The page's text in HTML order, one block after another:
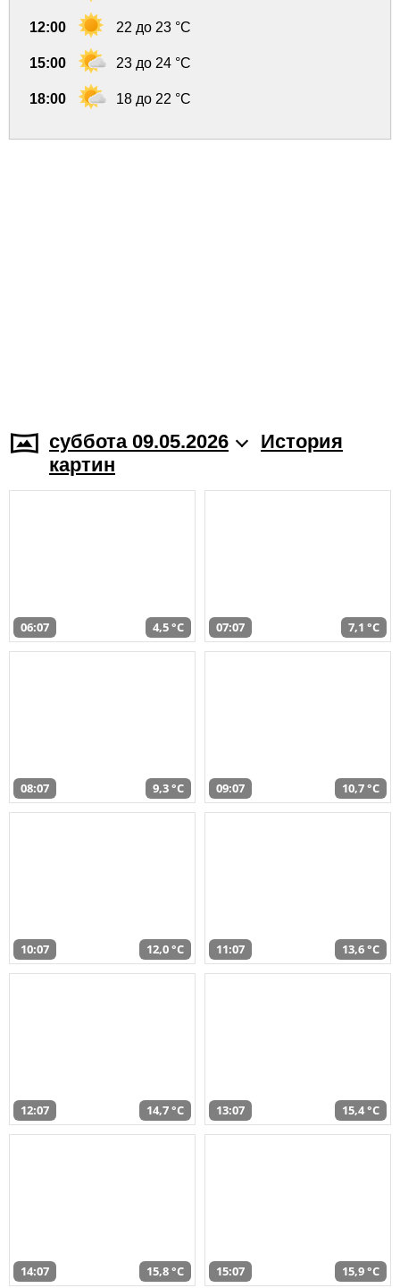
12:00 22 до 23 °C
15:00 23 до 24 °C
18:00 18 до 22 °C
суббота 09.05.2026
История
картин
06:07 4,5 °C 07:07 7,1 °C
08:07 9,3 °C 09:07 10,7 °C
10:07 12,0 °C 11:07 13,6 °C
12:07 14,7 °C 13:07 15,4 °C
14:07 15,8 °C 15:07 15,9 °C